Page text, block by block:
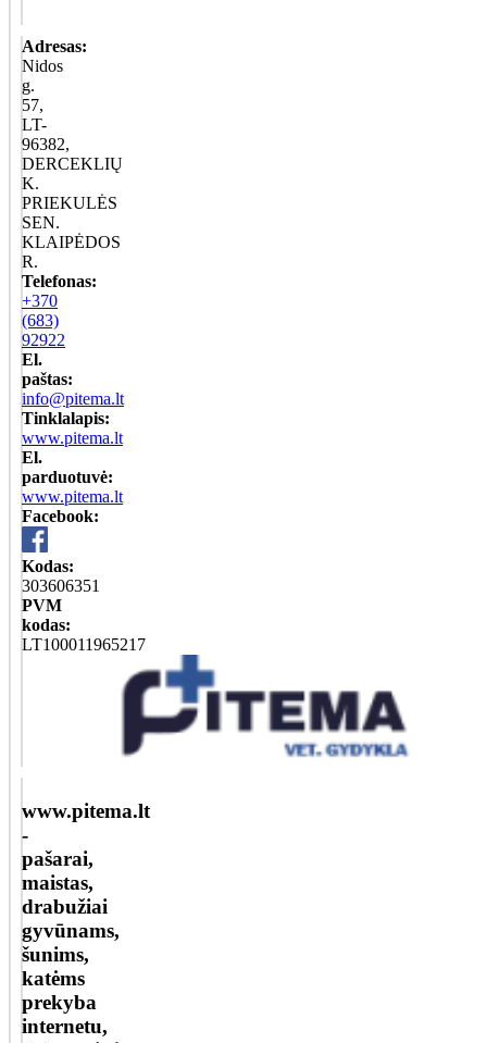
Adresas:
Nidos
g.
57,
LT-
96382,
DERCEKLIŲ
K.
PRIEKULĖS
SEN.
KLAIPĖDOS
R.
Telefonas:
+370
(683)
92922
El.
paštas:
info@pitema.lt
Tinklalapis:
www.pitema.lt
El.
parduotuvė:
www.pitema.lt
Facebook:
Kodas:
303606351
PVM
kodas:
LT100011965217
www.pitema.lt
-
pašarai,
maistas,
drabužiai
gyvūnams,
šunims,
katėms
prekyba
internetu,